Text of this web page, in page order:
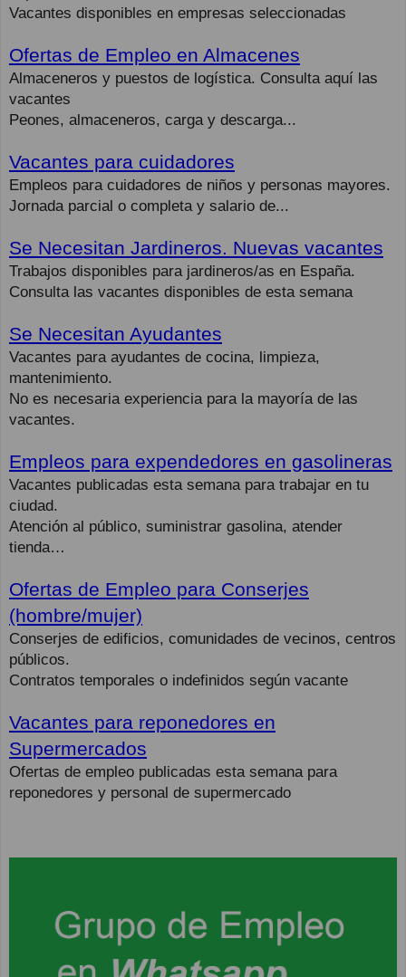
Vacantes disponibles en empresas seleccionadas
Ofertas de Empleo en Almacenes
Almaceneros y puestos de logística. Consulta aquí las
vacantes
Peones, almaceneros, carga y descarga...
Vacantes para cuidadores
Empleos para cuidadores de niños y personas mayores.
Jornada parcial o completa y salario de...
Se Necesitan Jardineros. Nuevas vacantes
Trabajos disponibles para jardineros/as en España.
Consulta las vacantes disponibles de esta semana
Se Necesitan Ayudantes
Vacantes para ayudantes de cocina, limpieza,
mantenimiento.
No es necesaria experiencia para la mayoría de las
vacantes.
Empleos para expendedores en gasolineras
Vacantes publicadas esta semana para trabajar en tu
ciudad.
Atención al público, suministrar gasolina, atender
tienda…
Ofertas de Empleo para Conserjes
(hombre/mujer)
Conserjes de edificios, comunidades de vecinos, centros
públicos.
Contratos temporales o indefinidos según vacante
Vacantes para reponedores en
Supermercados
Ofertas de empleo publicadas esta semana para
reponedores y personal de supermercado